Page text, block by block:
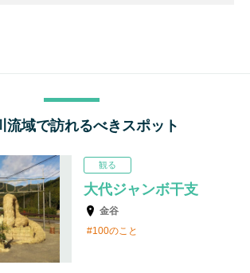
流域で訪れるべきスポット
大代ジャンボ干支
金谷
100のこと
観る